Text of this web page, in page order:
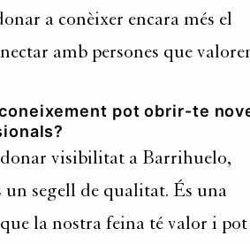
a conèixer encara més el
amb persones que
pot obrir-te
visibilitat a Barrihuelo,
segell de qualitat. És una
la nostra feina té valor i pot